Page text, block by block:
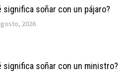
significa soñar con un pájaro?
2026
significa soñar con un ministro?